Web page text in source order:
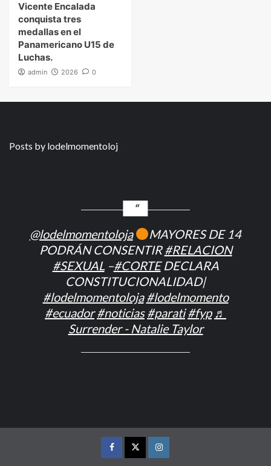
Vicente Encalada
conquista tres
medallas en el
Panamericano U15 de
Luchas.
admin 2026 0
Posts by lodelmomentoloj
@lodelmomentoloja
MAYORES DE 14
PODRÁN CONSENTIR#RELACION
#SEXUAL–#CORTEDECLARA
CONSTITUCIONALIDAD|
#lodelmomentoloja #lodelmomento
#ecuador #noticias #parati #fyp ♬
Surrender - Natalie Taylor
FACEBOOK
TWITTERINSTAGRAM